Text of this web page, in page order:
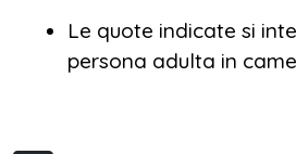
Le quote indicate si
persona adulta in